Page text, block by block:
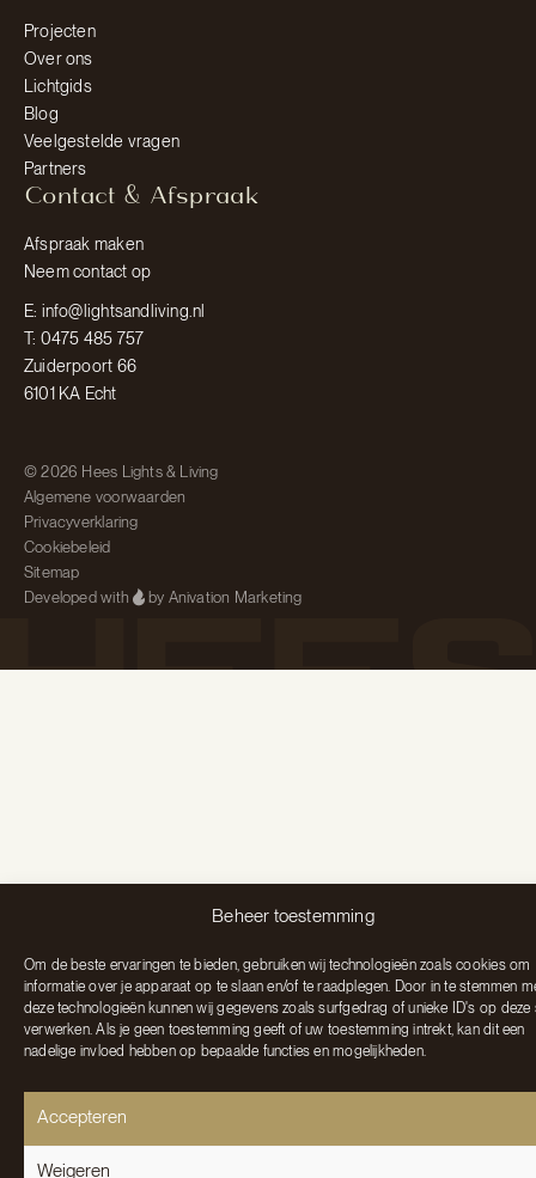
Beheer toestemming
Om de beste ervaringen te bieden, gebruiken wij technologieën zoals cookies om
informatie over je apparaat op te slaan en/of te raadplegen. Door in te stemmen
deze technologieën kunnen wij gegevens zoals surfgedrag of unieke ID's op deze
verwerken. Als je geen toestemming geeft of uw toestemming intrekt, kan dit een
nadelige invloed hebben op bepaalde functies en mogelijkheden.
Accepteren
Weigeren
Projecten
Over ons
Lichtgids
Blog
Veelgestelde vragen
Partners
Contact & Afspraak
Afspraak maken
Neem contact op
E: info@lightsandliving.nl
T: 0475 485 757
Zuiderpoort 66
6101 KA Echt
© 2026 Hees Lights & Living
Algemene voorwaarden
Privacyverklaring
Cookiebeleid
Sitemap
Developed with
by Anivation Marketing